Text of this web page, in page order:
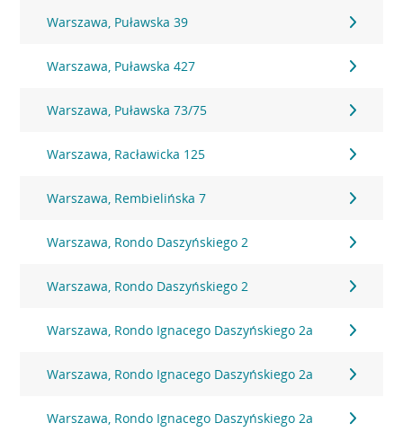
Warszawa, Puławska 39
Warszawa, Puławska 427
Warszawa, Puławska 73/75
Warszawa, Racławicka 125
Warszawa, Rembielińska 7
Warszawa, Rondo Daszyńskiego 2
Warszawa, Rondo Daszyńskiego 2
Warszawa, Rondo Ignacego Daszyńskiego 2a
Warszawa, Rondo Ignacego Daszyńskiego 2a
Warszawa, Rondo Ignacego Daszyńskiego 2a